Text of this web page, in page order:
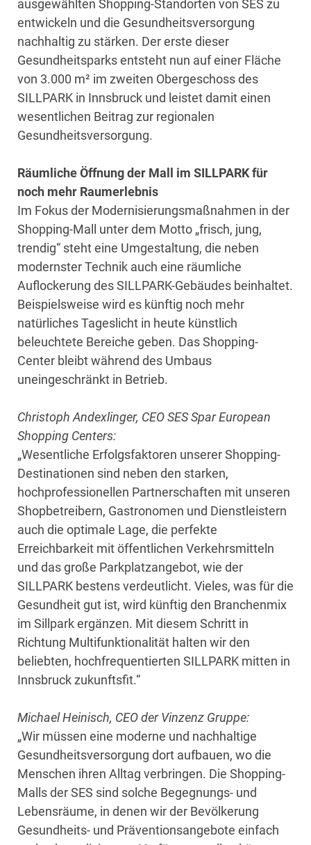
ausgewählten Shopping-Standorten von SES zu
entwickeln und die Gesundheitsversorgung
nachhaltig zu stärken. Der erste dieser
Gesundheitsparks entsteht nun auf einer Fläche
von 3.000 m² im zweiten Obergeschoss des
SILLPARK in Innsbruck und leistet damit einen
wesentlichen Beitrag zur regionalen
Gesundheitsversorgung.
Räumliche Öffnung der Mall im SILLPARK für
noch mehr Raumerlebnis
Im Fokus der Modernisierungsmaßnahmen in der
Shopping-Mall unter dem Motto „frisch, jung,
trendig“ steht eine Umgestaltung, die neben
modernster Technik auch eine räumliche
Auflockerung des SILLPARK-Gebäudes beinhaltet.
Beispielsweise wird es künftig noch mehr
natürliches Tageslicht in heute künstlich
beleuchtete Bereiche geben. Das Shopping-
Center bleibt während des Umbaus
uneingeschränkt in Betrieb.
Christoph Andexlinger, CEO SES Spar European
Shopping Centers:
„Wesentliche Erfolgsfaktoren unserer Shopping-
Destinationen sind neben den starken,
hochprofessionellen Partnerschaften mit unseren
Shopbetreibern, Gastronomen und Dienstleistern
auch die optimale Lage, die perfekte
Erreichbarkeit mit öffentlichen Verkehrsmitteln
und das große Parkplatzangebot, wie der
SILLPARK bestens verdeutlicht. Vieles, was für die
Gesundheit gut ist, wird künftig den Branchenmix
im Sillpark ergänzen. Mit diesem Schritt in
Richtung Multifunktionalität halten wir den
beliebten, hochfrequentierten SILLPARK mitten in
Innsbruck zukunftsfit.“
Michael Heinisch, CEO der Vinzenz Gruppe:
„Wir müssen eine moderne und nachhaltige
Gesundheitsversorgung dort aufbauen, wo die
Menschen ihren Alltag verbringen. Die Shopping-
Malls der SES sind solche Begegnungs- und
Lebensräume, in denen wir der Bevölkerung
Gesundheits- und Präventionsangebote einfach